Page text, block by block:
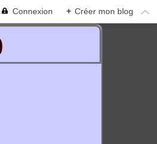
Connexion + Créer mon blog